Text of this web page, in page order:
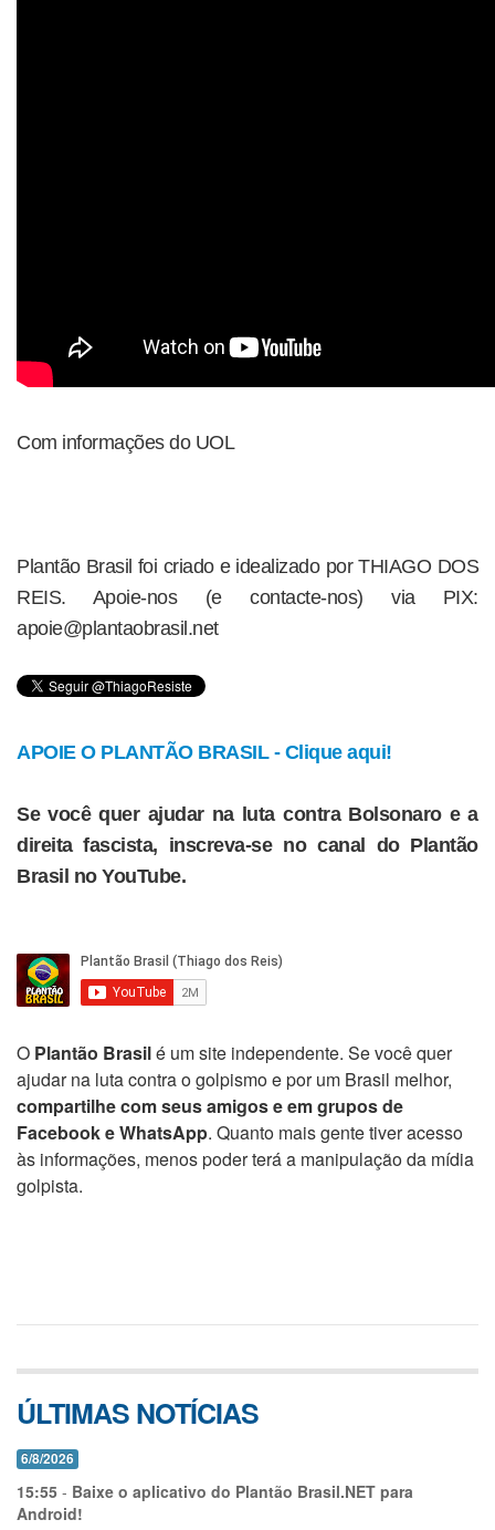
Com informações do UOL
Plantão Brasil foi criado e idealizado por THIAGO DOS
REIS. Apoie-nos (e contacte-nos) via PIX:
apoie@plantaobrasil.net
APOIE O PLANTÃO BRASIL - Clique aqui!
Se você quer ajudar na luta contra Bolsonaro e a
direita fascista, inscreva-se no canal do Plantão
Brasil no YouTube.
O Plantão Brasilé um site independente. Se você quer
ajudar na luta contra o golpismo e por um Brasil melhor,
compartilhe com seus amigos e em grupos de
Facebook e WhatsApp. Quanto mais gente tiver acesso
às informações, menos poder terá a manipulação da mídia
golpista.
ÚLTIMAS NOTÍCIAS
6/8/2026
15:55 - Baixe o aplicativo do Plantão Brasil.NET para
Android!